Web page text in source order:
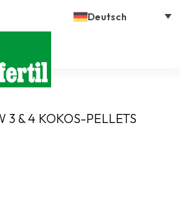
Deutsch
3 & 4 KOKOS-PELLETS